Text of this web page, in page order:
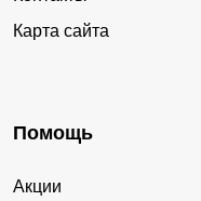
Карта сайта
Помощь
Акции